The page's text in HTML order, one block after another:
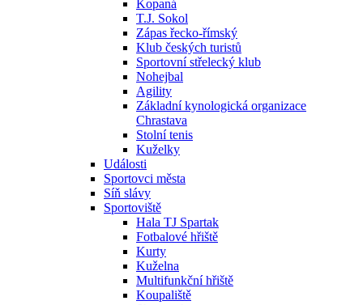
Kopaná
T.J. Sokol
Zápas řecko-římský
Klub českých turistů
Sportovní střelecký klub
Nohejbal
Agility
Základní kynologická organizace
Chrastava
Stolní tenis
Kuželky
Události
Sportovci města
Síň slávy
Sportoviště
Hala TJ Spartak
Fotbalové hřiště
Kurty
Kuželna
Multifunkční hřiště
Koupaliště